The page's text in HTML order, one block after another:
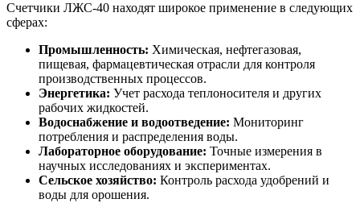
Счетчики ЛЖС-40 находят широкое применение в следующих
сферах:
Промышленность: Химическая, нефтегазовая,
пищевая, фармацевтическая отрасли для контроля
производственных процессов.
Энергетика: Учет расхода теплоносителя и других
рабочих жидкостей.
Водоснабжение и водоотведение: Мониторинг
потребления и распределения воды.
Лабораторное оборудование: Точные измерения в
научных исследованиях и экспериментах.
Сельское хозяйство: Контроль расхода удобрений и
воды для орошения.